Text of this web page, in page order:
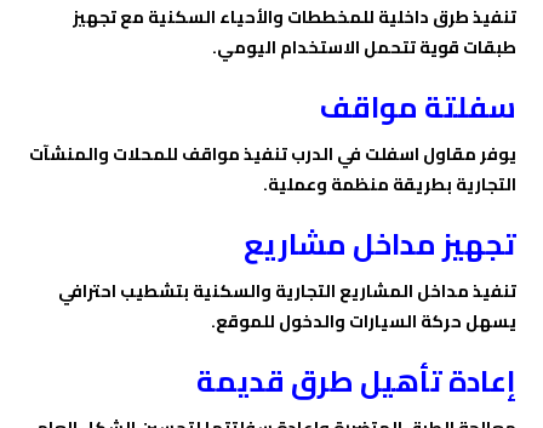
تنفيذ طرق داخلية للمخططات والأحياء السكنية مع تجهيز
طبقات قوية تتحمل الاستخدام اليومي.
سفلتة مواقف
يوفر مقاول اسفلت في الدرب تنفيذ مواقف للمحلات والمنشآت
التجارية بطريقة منظمة وعملية.
تجهيز مداخل مشاريع
تنفيذ مداخل المشاريع التجارية والسكنية بتشطيب احترافي
يسهل حركة السيارات والدخول للموقع.
إعادة تأهيل طرق قديمة